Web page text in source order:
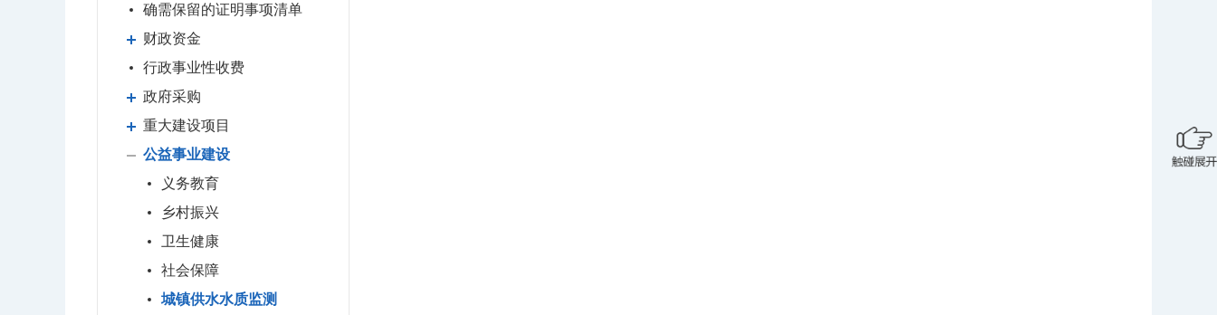
确需保留的证明事项清单
财政资金
行政事业性收费
政府采购
重大建设项目
公益事业建设
义务教育
乡村振兴
卫生健康
社会保障
城镇供水水质监测